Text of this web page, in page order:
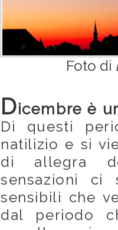
Foto di
Dicembre è
Di questi
natilizio e si
di allegra
sensazioni ci
sensibili che
dal periodo